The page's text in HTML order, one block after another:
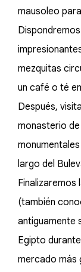
mausoleo
mezquitas
un café o té
Después,
monasterio
largo del
Finalizaremos
(también
antiguamente
Egipto
mercado más